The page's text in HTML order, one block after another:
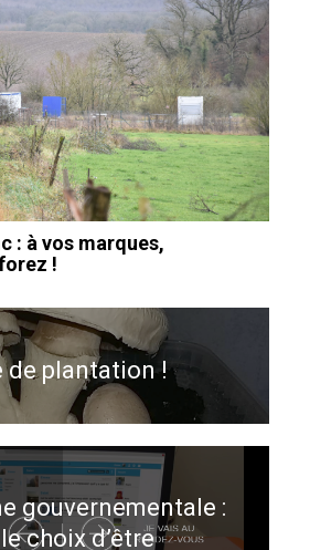
: à vos marques,
!
de plantation !
gouvernementale :
choix d’être